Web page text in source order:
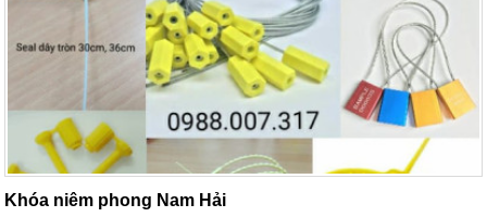
Khóa niêm phong Nam Hải